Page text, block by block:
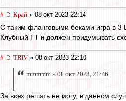
# Край » 08 окт 2023 22:14
С таким фланговыми беками игра в 3
Клубный ГТ и должен придумывать
# TRIV » 08 окт 2023 22:10
mmmmm » 08 окт 2023, 21:46
За всех решать не могу, в данном